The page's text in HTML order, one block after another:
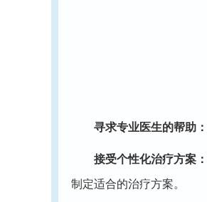
寻求专业医生的帮助：
接受个性化治疗方案：
制定适合的治疗方案。